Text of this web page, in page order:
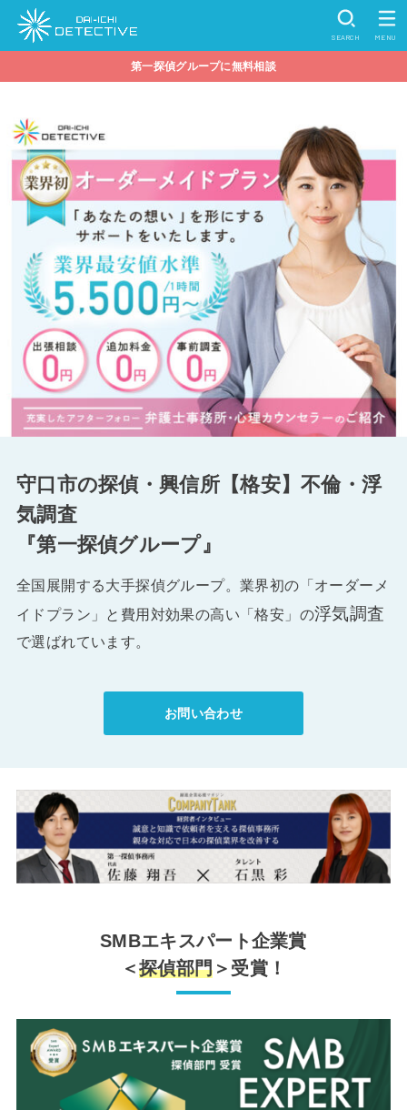
SEARCH MENU
第一探偵グループに無料相談
守口市の探偵・興信所【格安】不倫・浮
気調査
『第一探偵グループ』
全国展開する大手探偵グループ。業界初の「オーダーメ
イドプラン」と費用対効果の高い「格安」の浮気調査
で選ばれています。
お問い合わせ
SMBエキスパート企業賞
＜探偵部門 ＞受賞！